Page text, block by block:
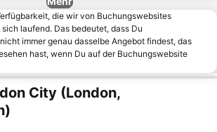
die wir von Buchungswebsites
laufend. Das bedeutet, dass Du
immer genau dasselbe Angebot findest, das
hast, wenn Du auf der Buchungswebsite
City (London,